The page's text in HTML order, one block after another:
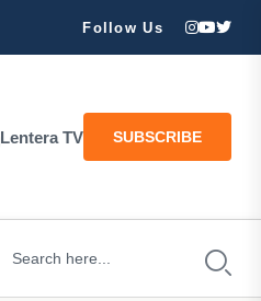
Follow Us
Lentera TV SUBSCRIBE